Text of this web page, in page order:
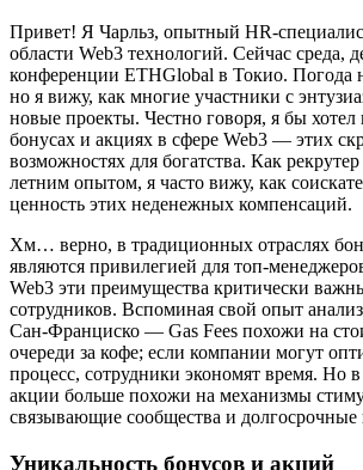
Привет! Я Чарльз, опытный HR-
области Web3 технологий. Сейчас среда,
конференции ETHGlobal в Токио. Погода
но я вижу, как многие участники с
новые проекты. Честно говоря, я бы хотел
бонусах и акциях в сфере Web3 — этих
возможностях для богатства. Как
летним опытом, я часто вижу, как
ценность этих неденежных компенсаций.
Хм… верно, в традиционных отраслях
являются привилегией для топ-
Web3 эти преимущества критически
сотрудников. Вспоминая свой опыт
Сан-Франциско — Gas Fees похожи на
очереди за кофе; если компании могут
процесс, сотрудники экономят время. Но
акции больше похожи на механизмы
связывающие сообщества и долгосрочные
Уникальность бонусов и акций